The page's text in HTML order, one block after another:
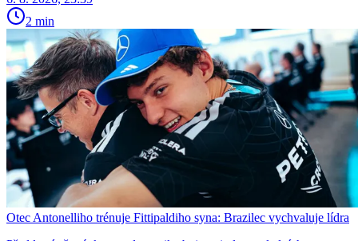
2 min
Otec Antonelliho trénuje Fittipaldiho syna: Brazilec vychvaluje lídra